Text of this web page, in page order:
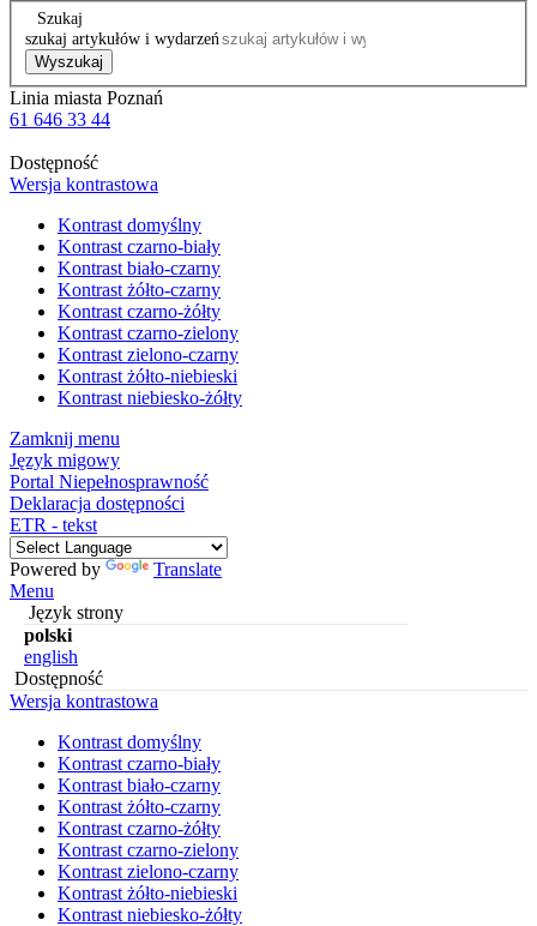
Szukaj
szukaj artykułów i wydarzeń
Wyszukaj
Linia miasta Poznań
61 646 33 44
Dostępność
Wersja kontrastowa
Kontrast domyślny
Kontrast czarno-biały
Kontrast biało-czarny
Kontrast żółto-czarny
Kontrast czarno-żółty
Kontrast czarno-zielony
Kontrast zielono-czarny
Kontrast żółto-niebieski
Kontrast niebiesko-żółty
Zamknij menu
Język migowy
Portal Niepełnosprawność
Deklaracja dostępności
ETR - tekst
Powered by
Translate
Menu
Język strony
polski
english
Dostępność
Wersja kontrastowa
Kontrast domyślny
Kontrast czarno-biały
Kontrast biało-czarny
Kontrast żółto-czarny
Kontrast czarno-żółty
Kontrast czarno-zielony
Kontrast zielono-czarny
Kontrast żółto-niebieski
Kontrast niebiesko-żółty